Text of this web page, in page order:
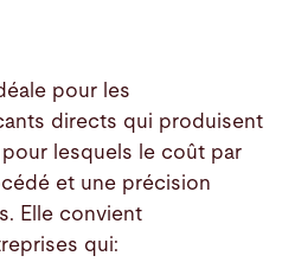
pour les
directs qui produisent
lesquels le coût par
et une précision
Elle convient
qui: